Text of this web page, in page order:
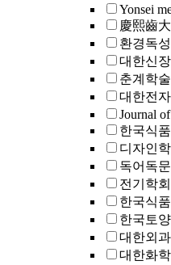
Yonsei
慶熙齒
환경독
대한신
춘계학
대한전
Journal
한국식
디자인
독어독
전기학
한국식
한국토
대한외
대한화학